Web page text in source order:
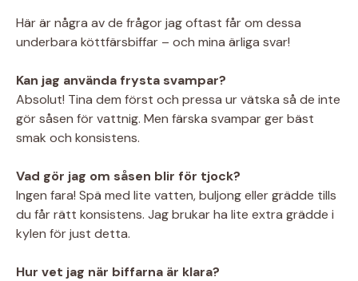
Här är några av de frågor jag oftast får om dessa
underbara köttfärsbiffar – och mina ärliga svar!
Kan jag använda frysta svampar?
Absolut! Tina dem först och pressa ur vätska så de inte
gör såsen för vattnig. Men färska svampar ger bäst
smak och konsistens.
Vad gör jag om såsen blir för tjock?
Ingen fara! Spä med lite vatten, buljong eller grädde tills
du får rätt konsistens. Jag brukar ha lite extra grädde i
kylen för just detta.
Hur vet jag när biffarna är klara?